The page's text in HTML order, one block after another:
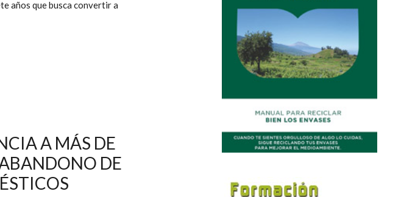
años que busca convertir a
DE RECOGIDA DE
A MÁS DE
DE